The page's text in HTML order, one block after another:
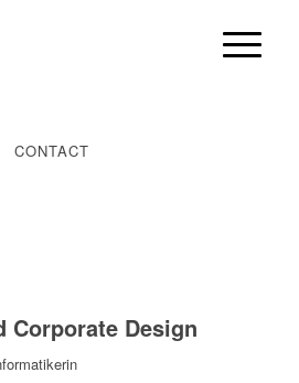
CONTACT
Corporate Design